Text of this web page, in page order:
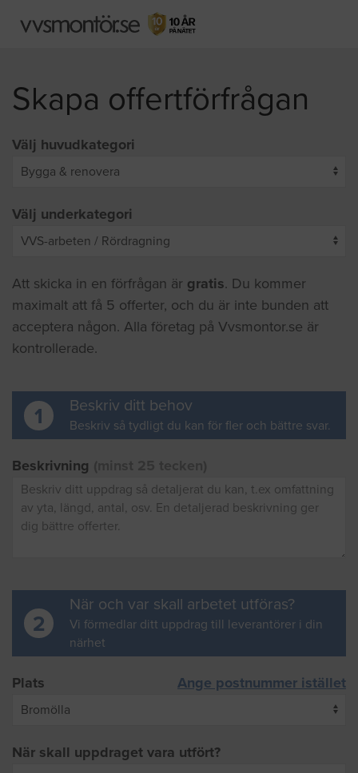
Skapa offertförfrågan
Välj huvudkategori
Välj underkategori
Att skicka in en förfrågan är gratis. Du kommer
maximalt att få 5 offerter, och du är inte bunden att
acceptera någon. Alla företag på Vvsmontor.se är
kontrollerade.
1 Beskriv ditt behov
Beskriv så tydligt du kan för fler och bättre svar.
Beskrivning
2
När och var skall arbetet utföras?
Vi förmedlar ditt uppdrag till leverantörer i din
närhet
Plats Ange postnummer istället
När skall uppdraget vara utfört?